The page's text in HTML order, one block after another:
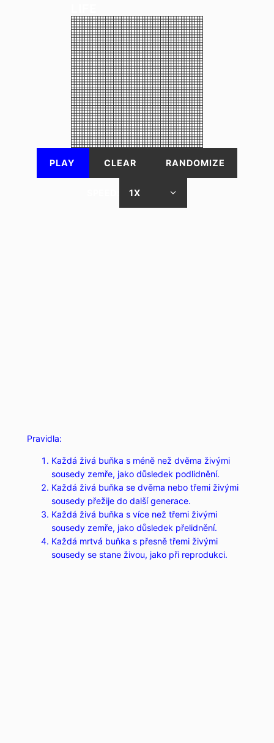
Pravidla:
Každá živá buňka s méně než dvěma živými
sousedy zemře, jako důsledek podlidnění.
Každá živá buňka se dvěma nebo třemi živými
sousedy přežije do další generace.
Každá živá buňka s více než třemi živými
sousedy zemře, jako důsledek přelidnění.
Každá mrtvá buňka s přesně třemi živými
sousedy se stane živou, jako při reprodukci.